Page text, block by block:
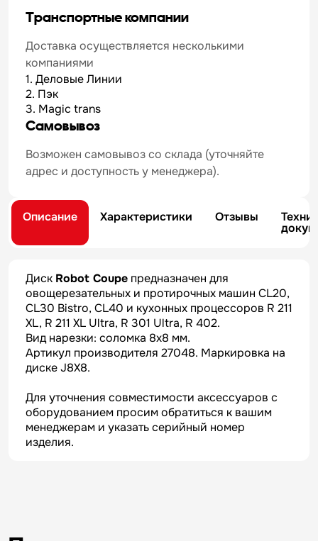
Транспортные компании
Доставка осуществляется несколькими
компаниями
1. Деловые Линии
2. Пэк
3. Magic trans
Самовывоз
Возможен самовывоз со склада (уточняйте
адрес и доступность у менеджера).
Описание Характеристики Отзывы
Диск Robot Coupe предназначен для
овощерезательных и протирочных машин CL20,
CL30 Bistro, CL40 и кухонных процессоров R 211
XL, R 211 XL Ultra, R 301 Ultra, R 402.
Вид нарезки: соломка 8х8 мм.
Артикул производителя 27048. Маркировка на
диске J8X8.
Для уточнения совместимости аксессуаров с
оборудованием просим обратиться к вашим
менеджерам и указать серийный номер
изделия.